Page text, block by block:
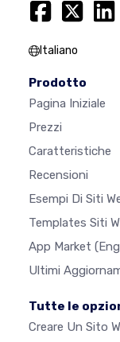
Italiano
Prodotto
Pagina Iniziale
Prezzi
Caratteristiche
Recensioni
Esempi Di Siti
Templates Siti
App Market
Ultimi
Tutte le
Creare Un Sito